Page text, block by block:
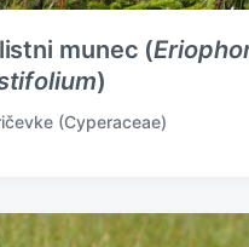
munec (
)
(Cyperaceae)